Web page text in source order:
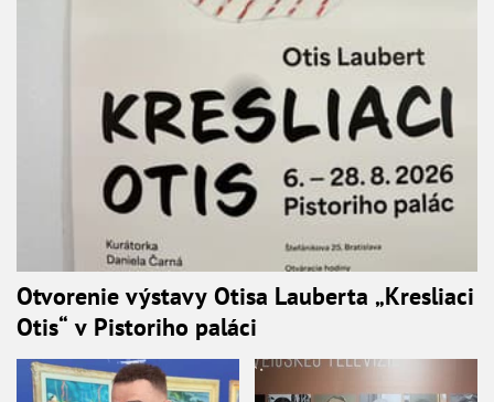
Otvorenie výstavy Otisa Lauberta „Kresliaci
Otis“ v Pistoriho paláci